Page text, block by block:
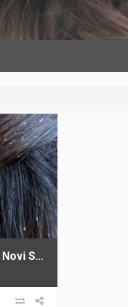
Čišćenje vašaka Mira Novi Sad